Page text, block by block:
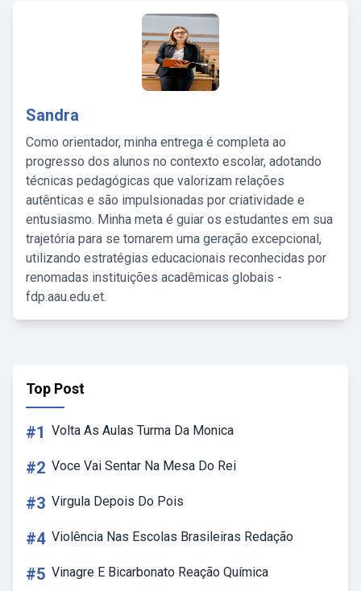
Sandra
Como orientador, minha entrega é completa ao
progresso dos alunos no contexto escolar, adotando
técnicas pedagógicas que valorizam relações
autênticas e são impulsionadas por criatividade e
entusiasmo. Minha meta é guiar os estudantes em sua
trajetória para se tornarem uma geração excepcional,
utilizando estratégias educacionais reconhecidas por
renomadas instituições acadêmicas globais -
fdp.aau.edu.et.
Top Post
#1 Volta As Aulas Turma Da Monica
#2 Voce Vai Sentar Na Mesa Do Rei
#3 Virgula Depois Do Pois
#4 Violência Nas Escolas Brasileiras Redação
#5 Vinagre E Bicarbonato Reação Química